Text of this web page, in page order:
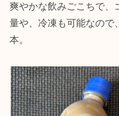
爽やかな飲みごこちで、
量や、冷凍も可能なので
本。